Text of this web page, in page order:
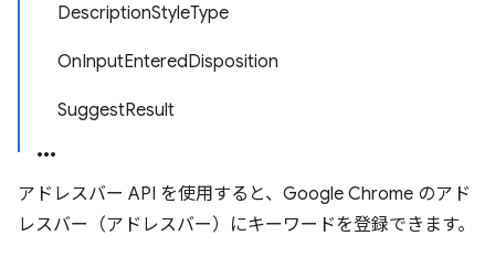
DescriptionStyleType
OnInputEnteredDisposition
SuggestResult
アドレスバー API を使用すると、Google Chrome のアド
レスバー（アドレスバー）にキーワードを登録できます。